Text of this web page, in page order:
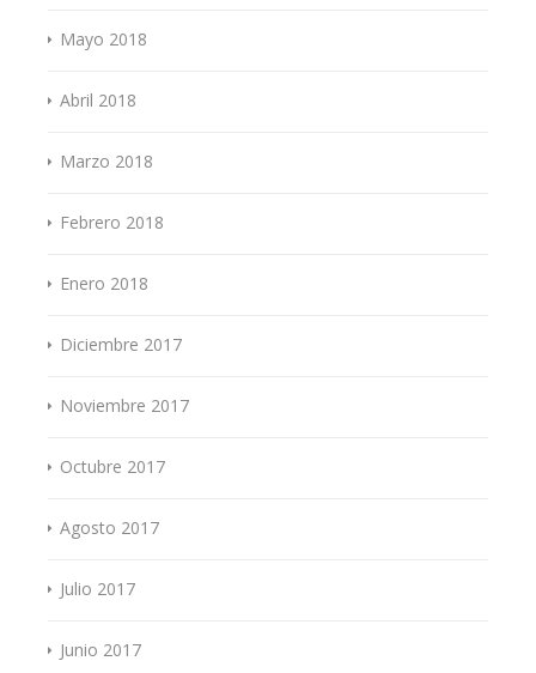
Mayo 2018
Abril 2018
Marzo 2018
Febrero 2018
Enero 2018
Diciembre 2017
Noviembre 2017
Octubre 2017
Agosto 2017
Julio 2017
Junio 2017